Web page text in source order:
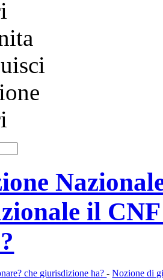
il
che giurisdizione ha?-Nozione di